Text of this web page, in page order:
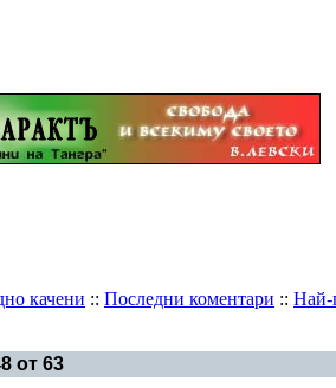
качени :: Последни коментари :: Най-
от 63